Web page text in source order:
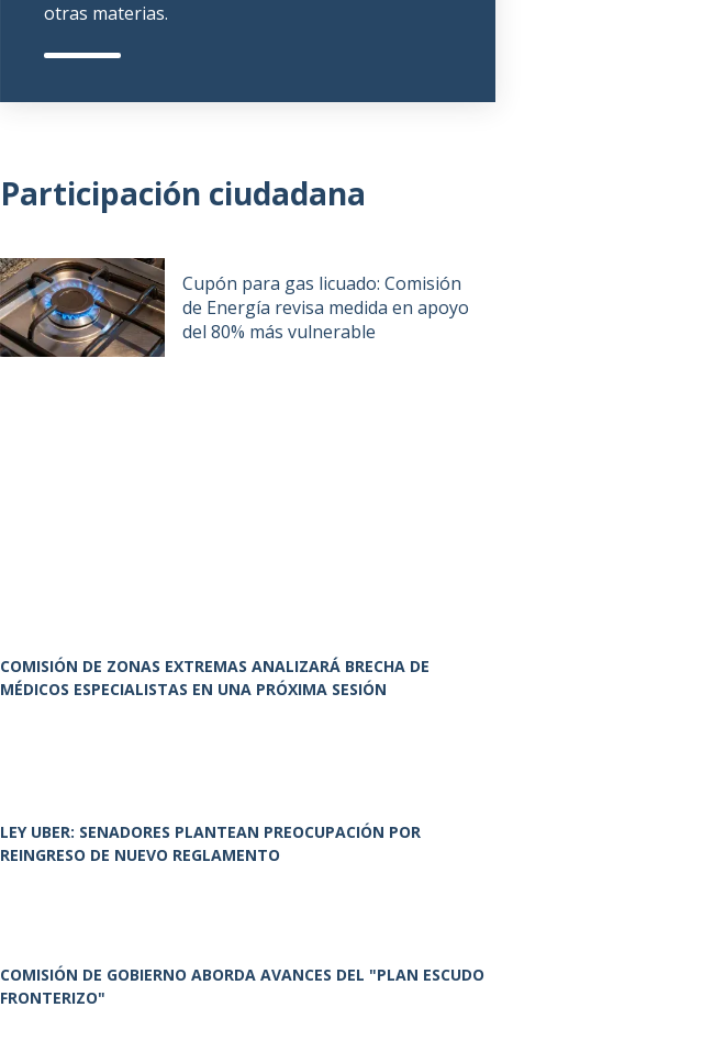
otras materias.
Participación ciudadana
Cupón para gas licuado: Comisión
de Energía revisa medida en apoyo
del 80% más vulnerable
COMISIÓN DE ZONAS EXTREMAS ANALIZARÁ BRECHA DE
MÉDICOS ESPECIALISTAS EN UNA PRÓXIMA SESIÓN
LEY UBER: SENADORES PLANTEAN PREOCUPACIÓN POR
REINGRESO DE NUEVO REGLAMENTO
COMISIÓN DE GOBIERNO ABORDA AVANCES DEL "PLAN ESCUDO
FRONTERIZO"